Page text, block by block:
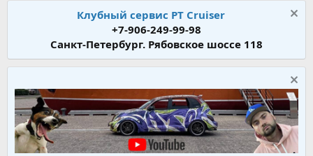
Клубный сервис PT Cruiser
+7-906-249-99-98
Санкт-Петербург. Рябовское шоссе 118